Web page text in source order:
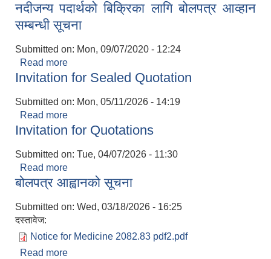
नदीजन्य पदार्थको बिक्रिका लागि बोलपत्र आव्हान
सम्बन्धी सूचना
Submitted on: Mon, 09/07/2020 - 12:24
Read more
सम्बन्धी सूचना
Invitation for Sealed Quotation
Submitted on: Mon, 05/11/2026 - 14:19
Read more
Invitation for Quotations
Submitted on: Tue, 04/07/2026 - 11:30
Read more
बोलपत्र आह्वानको सूचना
Submitted on: Wed, 03/18/2026 - 16:25
दस्तावेज:
Notice for Medicine 2082.83 pdf2.pdf
Read more